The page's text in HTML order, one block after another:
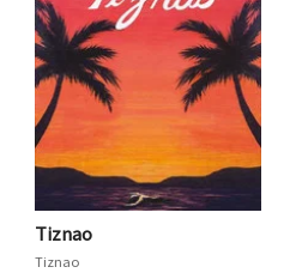
Tiznao
Tiznao